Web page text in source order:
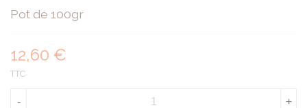
Pot de 100gr
12,60 €
TTC
- +